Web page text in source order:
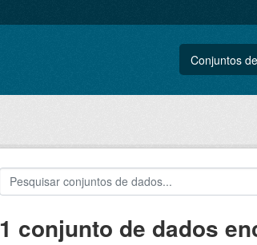
Conjuntos
1 conjunto de dados